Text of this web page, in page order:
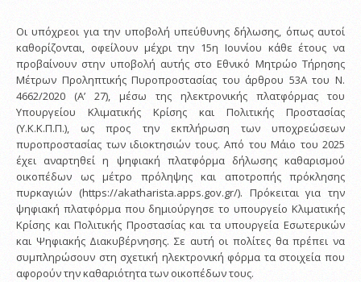
Οι υπόχρεοι για την υποβολή υπεύθυνης δήλωσης, όπως αυτοί
καθορίζονται, οφείλουν μέχρι την 15η Ιουνίου κάθε έτους να
προβαίνουν στην υποβολή αυτής στο Εθνικό Μητρώο Τήρησης
Μέτρων Προληπτικής Πυροπροστασίας του άρθρου 53Α του Ν.
4662/2020 (Α’ 27), μέσω της ηλεκτρονικής πλατφόρμας του
Υπουργείου Κλιματικής Κρίσης και Πολιτικής Προστασίας
(Υ.Κ.Κ.Π.Π.), ως προς την εκπλήρωση των υποχρεώσεων
πυροπροστασίας των ιδιοκτησιών τους. Από του Μάιο του 2025
έχει αναρτηθεί η ψηφιακή πλατφόρμα δήλωσης καθαρισμού
οικοπέδων ως μέτρο πρόληψης και αποτροπής πρόκλησης
πυρκαγιών (https://akatharista.apps.gov.gr/). Πρόκειται για την
ψηφιακή πλατφόρμα που δημιούργησε το υπουργείο Κλιματικής
Κρίσης και Πολιτικής Προστασίας και τα υπουργεία Εσωτερικών
και Ψηφιακής Διακυβέρνησης. Σε αυτή οι πολίτες θα πρέπει να
συμπληρώσουν στη σχετική ηλεκτρονική φόρμα τα στοιχεία που
αφορούν την καθαριότητα των οικοπέδων τους.